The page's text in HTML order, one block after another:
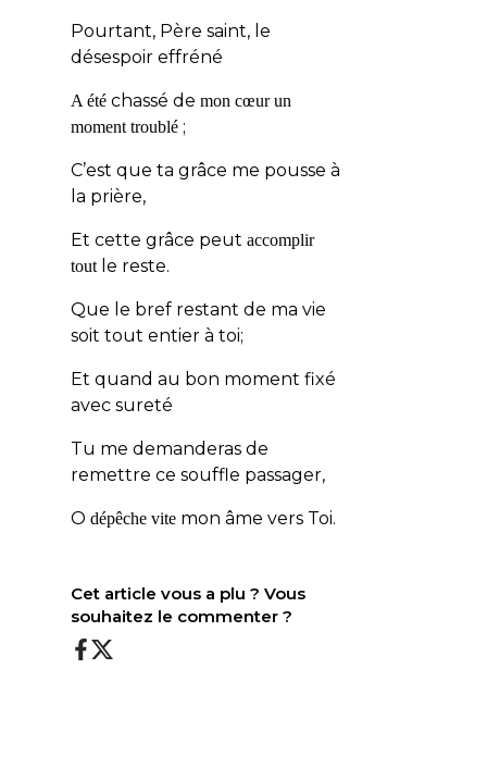
Pourtant, Père saint, le
désespoir effréné
A étéchassé de mon cœur un
moment troublé;
C’est que ta grâce me pousse à
la prière,
Et cette grâce peut accomplir
toutle reste.
Que le bref restant de ma vie
soit tout entier à toi;
Et quand au bon moment fixé
avec sureté
Tu me demanderas de
remettre ce souffle passager,
O dépêche vite mon âme vers Toi.
Cet article vous a plu ? Vous
souhaitez le commenter ?